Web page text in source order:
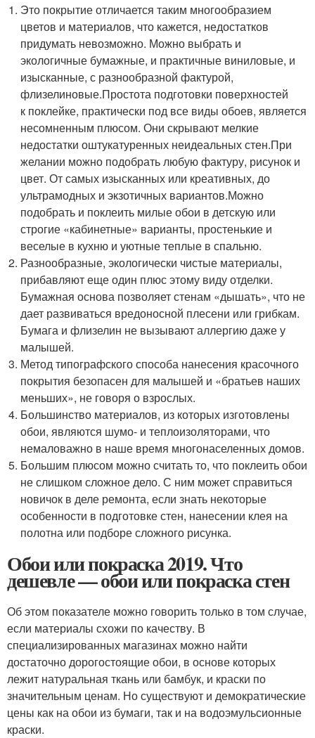
Это покрытие отличается таким многообразием
цветов и материалов, что кажется, недостатков
придумать невозможно. Можно выбрать и
экологичные бумажные, и практичные виниловые, и
изысканные, с разнообразной фактурой,
флизелиновые.Простота подготовки поверхностей
к поклейке, практически под все виды обоев, является
несомненным плюсом. Они скрывают мелкие
недостатки оштукатуренных неидеальных стен.При
желании можно подобрать любую фактуру, рисунок и
цвет. От самых изысканных или креативных, до
ультрамодных и экзотичных вариантов.Можно
подобрать и поклеить милые обои в детскую или
строгие «кабинетные» варианты, простенькие и
веселые в кухню и уютные теплые в спальню.
Разнообразные, экологически чистые материалы,
прибавляют еще один плюс этому виду отделки.
Бумажная основа позволяет стенам «дышать», что не
дает развиваться вредоносной плесени или грибкам.
Бумага и флизелин не вызывают аллергию даже у
малышей.
Метод типографского способа нанесения красочного
покрытия безопасен для малышей и «братьев наших
меньших», не говоря о взрослых.
Большинство материалов, из которых изготовлены
обои, являются шумо- и теплоизоляторами, что
немаловажно в наше время многонаселенных домов.
Большим плюсом можно считать то, что поклеить обои
не слишком сложное дело. С ним может справиться
новичок в деле ремонта, если знать некоторые
особенности в подготовке стен, нанесении клея на
полотна или подборе сложного рисунка.
Обои или покраска 2019. Что
дешевле — обои или покраска стен
Об этом показателе можно говорить только в том случае,
если материалы схожи по качеству. В
специализированных магазинах можно найти
достаточно дорогостоящие обои, в основе которых
лежит натуральная ткань или бамбук, и краски по
значительным ценам. Но существуют и демократические
цены как на обои из бумаги, так и на водоэмульсионные
краски.